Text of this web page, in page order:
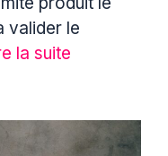
valider le
la suite